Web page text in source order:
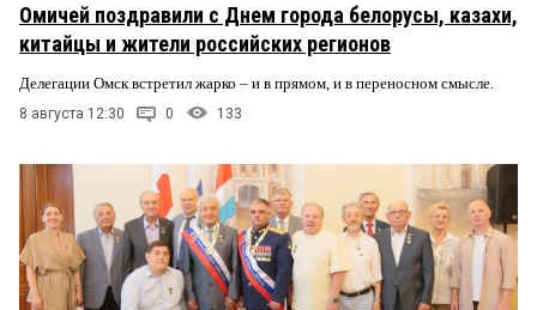
Омичей поздравили с Днем города белорусы, казахи,
китайцы и жители российских регионов
Делегации Омск встретил жарко – и в прямом, и в переносном смысле.
8 августа 12:30 0 133